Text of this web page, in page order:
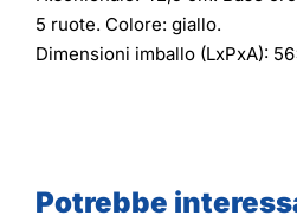
5 ruote. Colore: giallo.
Dimensioni imballo (LxPxA):
Potrebbe